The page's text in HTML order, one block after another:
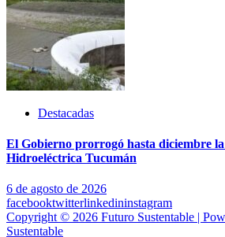
Destacadas
El Gobierno prorrogó hasta diciembre la
Hidroeléctrica Tucumán
6 de agosto de 2026
facebooktwitterlinkedininstagram
Copyright © 2026 Futuro Sustentable |
Sustentable